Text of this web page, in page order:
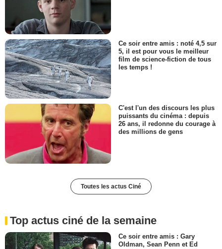
Ce soir entre amis : noté 4,5 sur
5, il est pour vous le meilleur
film de science-fiction de tous
les temps !
C'est l'un des discours les plus
puissants du cinéma : depuis
26 ans, il redonne du courage à
des millions de gens
Toutes les actus Ciné
Top actus ciné de la semaine
Ce soir entre amis : Gary
Oldman, Sean Penn et Ed